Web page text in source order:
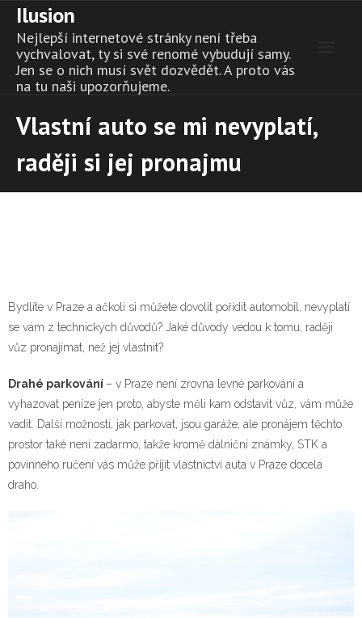
Skip
content
Ilusion
Nejlepší internetové stránky není třeba
vychvalovat, ty si své renomé vybudují samy.
Jen se o nich musí svět dozvědět. A proto vás
na tu naši upozorňujeme.
Vlastní auto se mi nevyplatí,
raději si jej pronajmu
Bydlíte v Praze a ačkoli si můžete dovolit pořídit automobil, nevyplatí
se vám z technických důvodů? Jaké důvody vedou k tomu, raději
vůz pronajímat, než jej vlastnit?
Drahé parkování – v Praze není zrovna levné parkování a
vyhazovat peníze jen proto, abyste měli kam odstavit vůz, vám může
vadit. Další možností, jak parkovat, jsou garáže, ale pronájem těchto
prostor také není zadarmo, takže kromě dálniční známky, STK a
povinného ručení vás může přijít vlastnictví auta v Praze docela
draho.